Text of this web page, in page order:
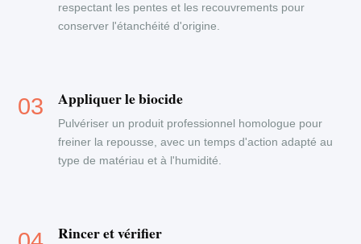
respectant les pentes et les recouvrements pour
conserver l'étanchéité d'origine.
Appliquer le biocide
Pulvériser un produit professionnel homologue pour
freiner la repousse, avec un temps d'action adapté au
type de matériau et à l'humidité.
Rincer et vérifier